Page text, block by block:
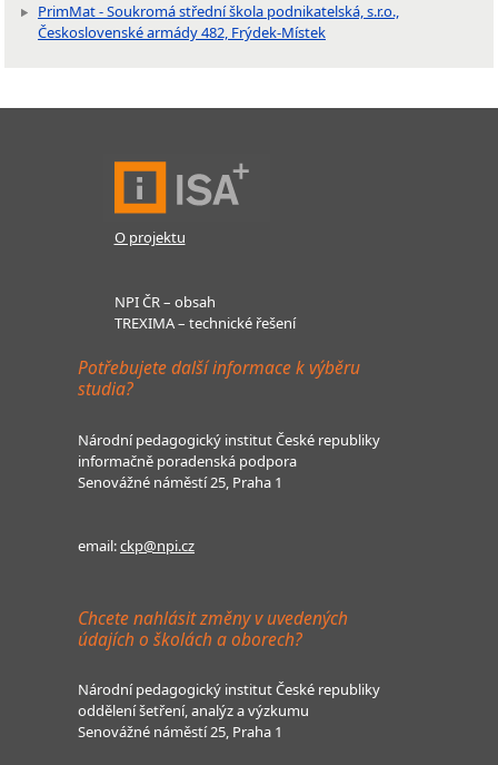
PrimMat - Soukromá střední škola podnikatelská, s.r.o.,
Československé armády 482, Frýdek-Místek
O projektu
NPI ČR – obsah
TREXIMA – technické řešení
Potřebujete další informace k výběru
studia?
Národní pedagogický institut České republiky
informačně poradenská podpora
Senovážné náměstí 25, Praha 1
email:ckp@npi.cz
Chcete nahlásit změny v uvedených
údajích o školách a oborech?
Národní pedagogický institut České republiky
oddělení šetření, analýz a výzkumu
Senovážné náměstí 25, Praha 1